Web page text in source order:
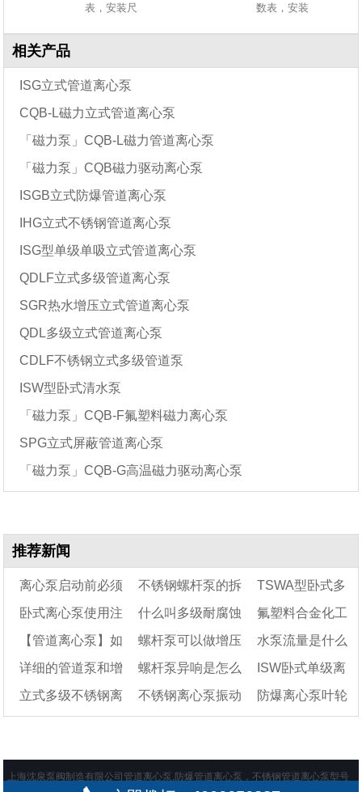
表，安装尺
数表，安装
相关产品
ISG立式管道离心泵
CQB-L磁力立式管道离心泵
「磁力泵」CQB-L磁力管道离心泵
「磁力泵」CQB磁力驱动离心泵
ISGB立式防爆管道离心泵
IHG立式不锈钢管道离心泵
ISG型单级单吸立式管道离心泵
QDLF立式多级管道离心泵
SGR热水增压立式管道离心泵
QDL多级立式管道离心泵
CDLF不锈钢立式多级管道泵
ISW型卧式清水泵
「磁力泵」CQB-F氟塑料磁力离心泵
SPG立式屏蔽管道离心泵
「磁力泵」CQB-G高温磁力驱动离心泵
推荐新闻
离心泵启动前必须
灌泵吗
不锈钢螺杆泵的拆 TSWA型卧式多
级离心泵
（125TSWA）
卧式离心泵使用注
意事项
什么叫多级耐腐蚀
离心泵
氟塑料合金化工
离心泵——氟塑料
合金磁力泵结构图
【管道离心泵】如
何通过高效电机达到
节能的目的
螺杆泵可以做增压
泵吗?
水泵流量是什么
意思?水泵流量计算
公式
详细的管道泵和增
压泵的区别说明
螺杆泵异响是怎么
回事
ISW卧式单级离
心泵规格型号参数
立式多级不锈钢离 不锈钢离心泵振动 防爆离心泵叶轮
上海沈泉泵阀制造有限公司管道离心泵,防爆管道离心泵，不锈钢管道离心泵型号